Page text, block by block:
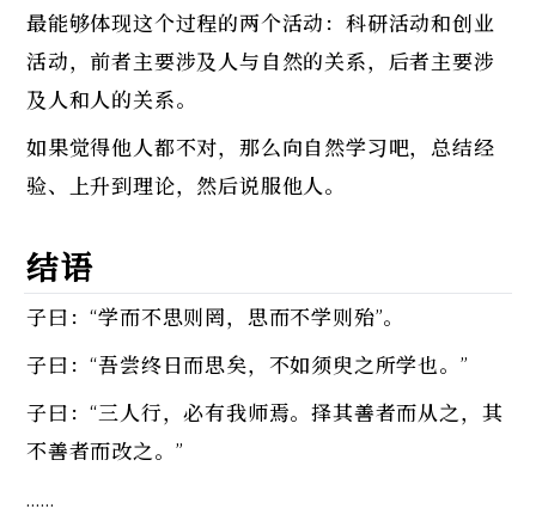
最能够体现这个过程的两个活动：科研活动和创业
活动，前者主要涉及人与自然的关系，后者主要涉
及人和人的关系。
如果觉得他人都不对，那么向自然学习吧，总结经
验、上升到理论，然后说服他人。
结语
子曰：“学而不思则罔，思而不学则殆”。
子曰：“吾尝终日而思矣，不如须臾之所学也。”
子曰：“三人行，必有我师焉。择其善者而从之，其
不善者而改之。”
……